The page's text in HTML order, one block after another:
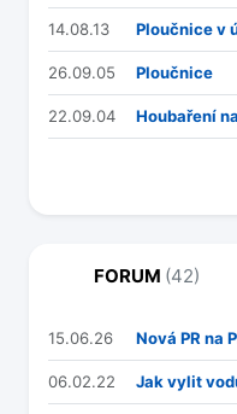
14.08.13 Ploučnice v
26.09.05 Ploučnice
22.09.04 Houbaření
FORUM (42)
15.06.26 Nová PR na
06.02.22 Jak vylit